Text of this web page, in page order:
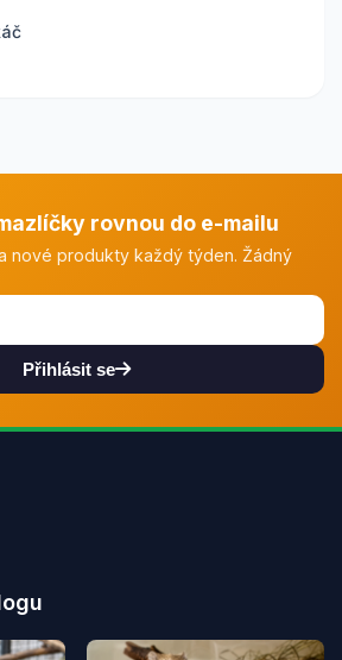
rovnou do e-mailu
nové produkty každý týden. Žádný
Přihlásit se